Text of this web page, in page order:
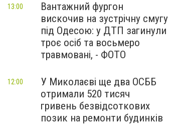
Вантажний фургон
вискочив на зустрічну смугу
під Одесою: у ДТП загинули
троє осіб та восьмеро
травмовані, - ФОТО
13:00
У Миколаєві ще два ОСББ
отримали 520 тисяч
гривень безвідсоткових
позик на ремонти будинків
12:00